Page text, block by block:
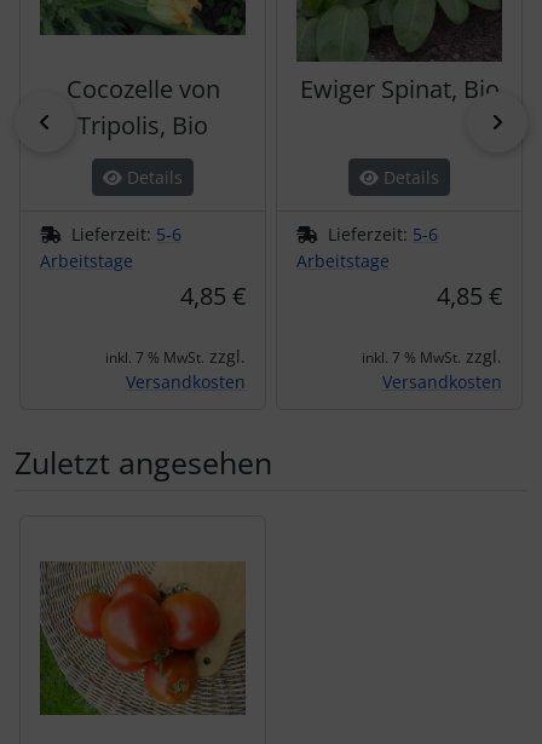
zurück
Cocozelle von
Tripolis, Bio
Details
Lieferzeit: 5-6
Arbeitstage
4,85 €
inkl. 7 % MwSt. zzgl.
Versandkosten
Ewiger Spinat, Bio
Details
Lieferzeit: 5-6
Arbeitstage
4,85 €
inkl. 7 % MwSt. zzgl.
Versandkosten
Zuletzt angesehen